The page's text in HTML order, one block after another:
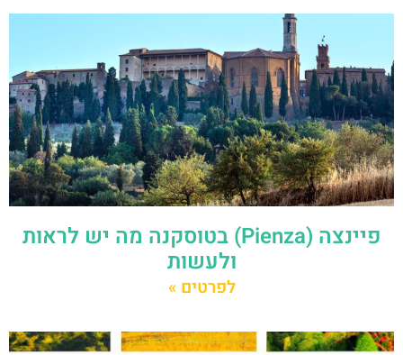
פיינצה (Pienza) בטוסקנה מה יש לראות
ולעשות
לפרטים »